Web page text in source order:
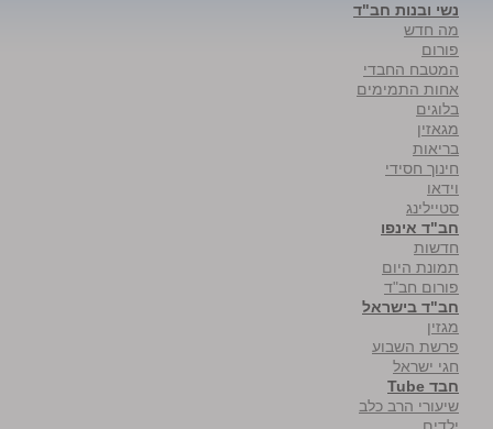
נשי ובנות חב"ד
מה חדש
פורום
המטבח החבדי
אחות התמימים
בלוגים
מגאזין
בריאות
חינוך חסידי
וידאו
סטיילינג
חב"ד אינפו
חדשות
תמונת היום
פורום חב"ד
חב"ד בישראל
מגזין
פרשת השבוע
חגי ישראל
חבד Tube
שיעורי הרב כלב